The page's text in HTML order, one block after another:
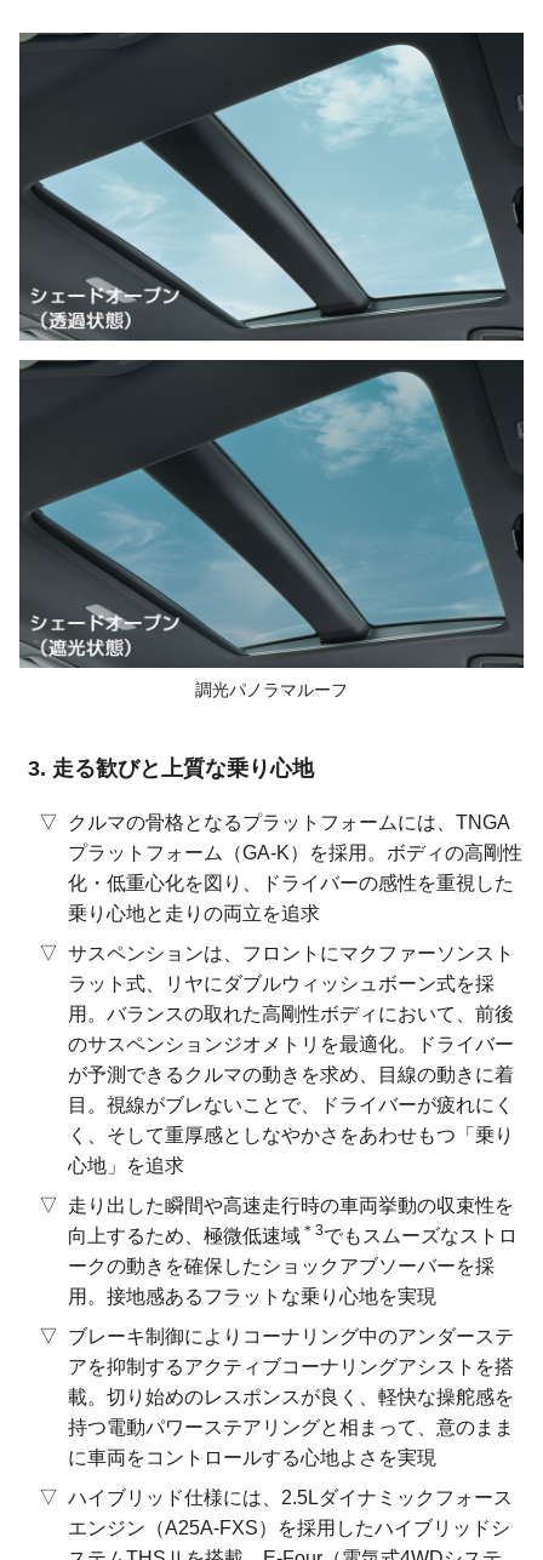
調光パノラマルーフ
走る歓びと上質な乗り心地
クルマの骨格となるプラットフォームには、TNGA
プラットフォーム（GA-K）を採用。ボディの高剛性
化・低重心化を図り、ドライバーの感性を重視した
乗り心地と走りの両立を追求
サスペンションは、フロントにマクファーソンスト
ラット式、リヤにダブルウィッシュボーン式を採
用。バランスの取れた高剛性ボディにおいて、前後
のサスペンションジオメトリを最適化。ドライバー
が予測できるクルマの動きを求め、目線の動きに着
目。視線がブレないことで、ドライバーが疲れにく
く、そして重厚感としなやかさをあわせもつ「乗り
心地」を追求
走り出した瞬間や高速走行時の車両挙動の収束性を
向上するため、極微低速域 ＊3でもスムーズなストロ
ークの動きを確保したショックアブソーバーを採
用。接地感あるフラットな乗り心地を実現
ブレーキ制御によりコーナリング中のアンダーステ
アを抑制するアクティブコーナリングアシストを搭
載。切り始めのレスポンスが良く、軽快な操舵感を
持つ電動パワーステアリングと相まって、意のまま
に車両をコントロールする心地よさを実現
ハイブリッド仕様には、2.5Lダイナミックフォース
エンジン（A25A-FXS）を採用したハイブリッドシ